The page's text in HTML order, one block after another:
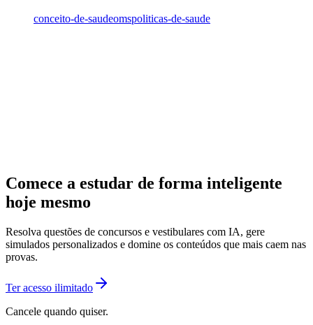
conceito-de-saudeomspoliticas-de-saude
Comece a estudar de forma inteligente
hoje mesmo
Resolva questões de concursos e vestibulares com IA, gere
simulados personalizados e domine os conteúdos que mais caem nas
provas.
Ter acesso ilimitado
Cancele quando quiser.